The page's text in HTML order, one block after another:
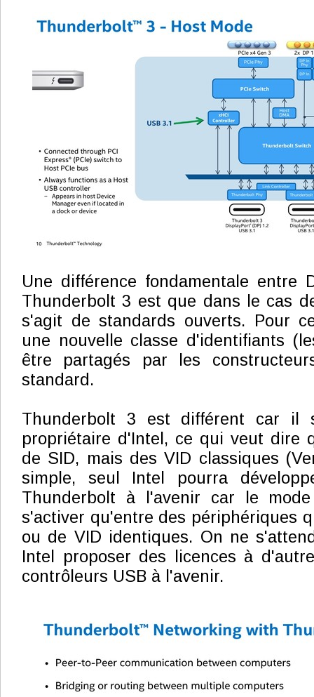
Une différence fondamentale entre
Thunderbolt 3 est que dans le cas
s'agit de standards ouverts. Pour
une nouvelle classe d'identifiants
être partagés par les
standard.
Thunderbolt 3 est différent car il
propriétaire d'Intel, ce qui veut dire
de SID, mais des VID classiques
simple, seul Intel pourra
Thunderbolt à l'avenir car le
s'activer qu'entre des périphériques
ou de VID identiques. On ne
Intel proposer des licences à
contrôleurs USB à l'avenir.